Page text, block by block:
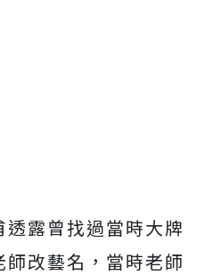
透露曾找過當時大牌
改藝名， 當時老師